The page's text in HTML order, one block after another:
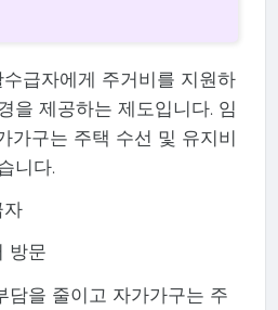
급자에게 주거비를 지원하
을 제공하는 제도입니다. 임
가구는 주택 수선 및 유지비
니다.
자
방문
담을 줄이고 자가가구는 주